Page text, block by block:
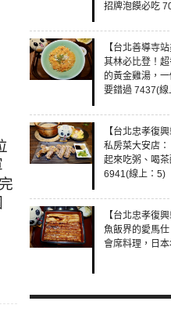
招牌泡饃必吃
【台北善導寺
其林必比登！
的黃金雞湯，
要錯過 7437(線
【台北忠孝復
私房菜大安店
起來吃粥、喝茶
6941(線上：5)
【台北忠孝復
魚飯界的愛馬
會席料理，日